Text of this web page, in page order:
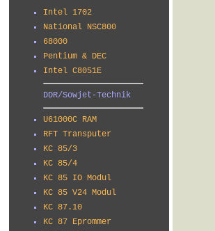
Intel 1702
National NSC800
68000
Pentium & DEC
Intel C8051E
DDR/Sowjet-Technik
U61000C RAM
RFT Transputer
KC 85/3
KC 85/4
KC 85 IO Modul
KC 85 V24 Modul
KC 87.10
KC 87 Eprommer